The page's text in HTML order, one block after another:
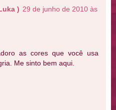
) 29 de junho de 2010 às
as cores que você usa
Me sinto bem aqui.